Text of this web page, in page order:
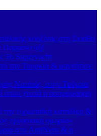
κουζίνας στη Σκιάθο
Παρασκευή!
Το Superyacht
την Τουρκία & μαγνήτισε
Νατσιός, στην Τούμπα
όπου χτυπά η ασπρόμαυρη
ευρωπαϊκή καταδίκη &
εργασιακή ομηρία»
στο AntiNero & η